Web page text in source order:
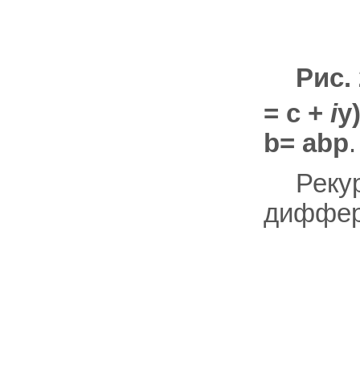
Рис.
= c + iy)
b= abp.